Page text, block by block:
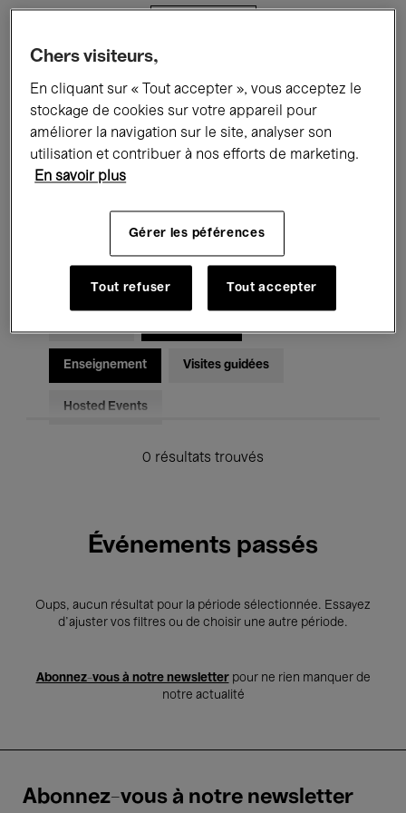
Tous les événements Concerts
Expositions Performances
Rencontres & Débats
Musique classique Global Music
Enseignement Visites guidées
Hosted Events
0 résultats trouvés
Événements passés
Oups, aucun résultat pour la période sélectionnée. Essayez
d’ajuster vos filtres ou de choisir une autre période.
Abonnez-vous à notre newsletterpour ne rien manquer de
notre actualité
Abonnez-vous à notre newsletter
Chers visiteurs,
En cliquant sur « Tout accepter », vous acceptez le
stockage de cookies sur votre appareil pour
améliorer la navigation sur le site, analyser son
utilisation et contribuer à nos efforts de marketing.
En savoir plus
Gérer les péférences
Tout refuser Tout accepter